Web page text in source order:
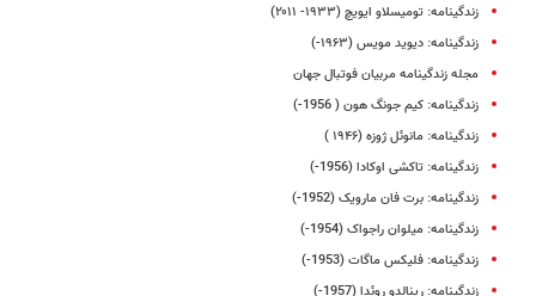
زندگینامه: تومیسلاو ایویچ (۱۹۳۳- ۲۰۱۱)
زندگینامه: دیوید مویس (۱۹۶۳-)
مجله زندگینامه مربیان فوتبال جهان
زندگینامه: کیم جونگ هون ( 1956-)
زندگینامه: مانوئل ژوزه (۱۹۴۶ )
زندگینامه: تاکشی اوکادا (1956-)
زندگینامه: برت فان مارویک (1952-)
زندگینامه: میلوان راجواک (1954-)
زندگینامه: فلیکس ماگات (1953-)
زندگینامه: رینالدو روئدا (1957-)